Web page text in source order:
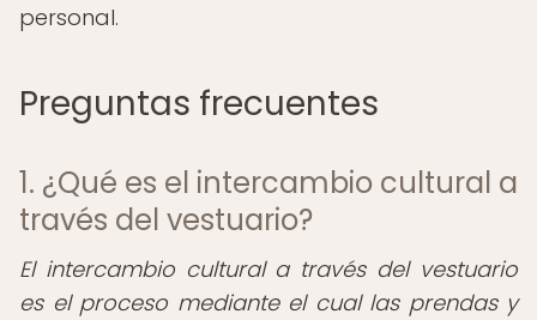
personal.
Preguntas frecuentes
1. ¿Qué es el intercambio cultural a
través del vestuario?
El intercambio cultural a través del vestuario
es el proceso mediante el cual las prendas y